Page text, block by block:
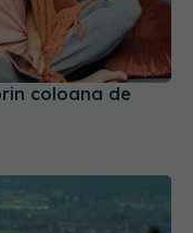
coloana de